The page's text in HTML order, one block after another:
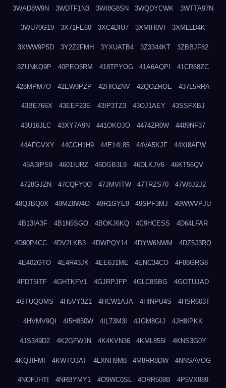
3WAD8W9N 3WDTF1N3 3WI8G8SN 3WQDYCWK 3WTTA97N
3WU70G19 3X71FE60 3XC4DIU7 3XMIH0VI 3XMLLD4K
3XWW9P5D 3Y2Z2FMH 3YXUATB4 3Z3344KT 3ZBBJF82
3ZUNKQ9P 40PEO5RM 418TPYOG 41A6AQPI 41CR68ZC
428MPM7O 42EW9PZP 42HIOZNV 42QOZROE 437L5RRA
43BE766X 43EEF23E 43IP3TZ3 43OJ1AEY 43SSFXBJ
43U16JLC 43XY7A9N 441OKOJO 4474ZR0W 4489NF37
44AFGVXY 44CGH1H9 44E14L85 44VA5KJF 44XI8AFW
45A3IPS9 4601IURZ 46DGB3L9 46DLKJV6 46KT56QV
4728GJZN 47CQFY0O 47JMVITW 47TRZS70 47W8J2J2
48QJBQ0X 49MZ8W4O 49R1GYE9 49SPF3MJ 49WWVPJU
4B13IA3F 4B1N5SGO 4BOKJ6KQ 4C9HCESS 4D64LFAR
4D90P4CC 4DV2LKB3 4DWPQY14 4DYW6NWM 4DZ5J3RQ
4E402GTO 4E4R43JK 4EE6J1ME 4ENC34CO 4F88GRG8
4FDT5ITF 4GHTKFV1 4GJRPJFP 4GLC8SBG 4GOTUJAD
4GTUQOMS 4H5VY3Z1 4HCW1AJA 4HINPU4S 4HSR603T
4HVMV9QI 4I5H850W 4IL73M3I 4JGM8GIJ 4JH8IPKK
4JS349D2 4K2GFW1N 4K4KVN36 4KML855I 4KNS3G0Y
4KQJIFMI 4KWTO3AT 4LXNH9M8 4M8RR8DW 4NNSAVOG
4NOFJHTI 4NRBYMY1 4O9WC0SL 4ORR508B 4P5VX889